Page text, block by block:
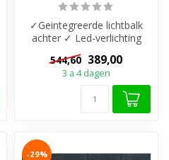
✓Geintegreerde lichtbalk
achter ✓ Led-verlichting
✓ ...
544,60 389,00
3 a 4 dagen
-29%